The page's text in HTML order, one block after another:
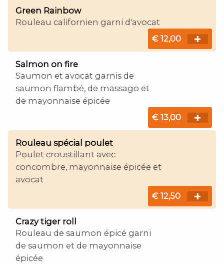
Green Rainbow
Rouleau californien garni d'avocat
€ 12,00
Salmon on fire
Saumon et avocat garnis de
saumon flambé, de massago et
de mayonnaise épicée
€ 13,00
Rouleau spécial poulet
Poulet croustillant avec
concombre, mayonnaise épicée et
avocat
€ 12,50
Crazy tiger roll
Rouleau de saumon épicé garni
de saumon et de mayonnaise
épicée